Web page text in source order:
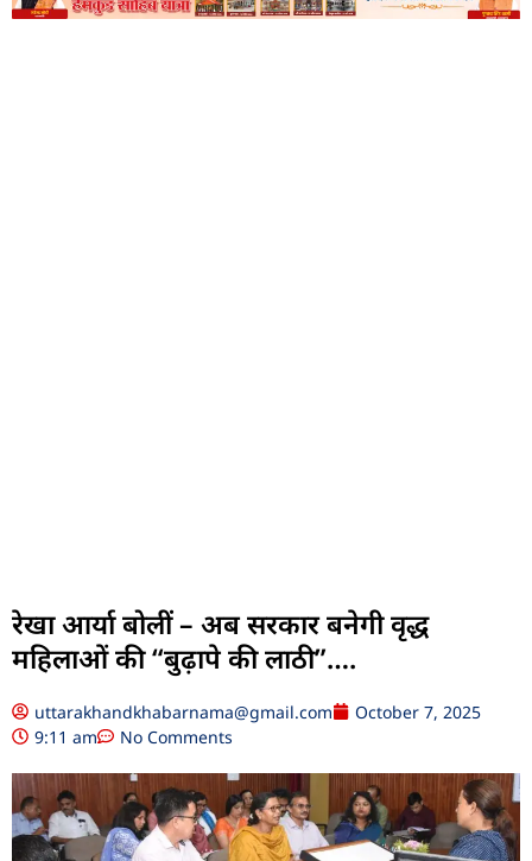
रेखा आर्या बोलीं – अब सरकार बनेगी वृद्ध
महिलाओं की “बुढ़ापे की लाठी”….
uttarakhandkhabarnama@gmail.com
October 7, 2025
9:11 am
No Comments